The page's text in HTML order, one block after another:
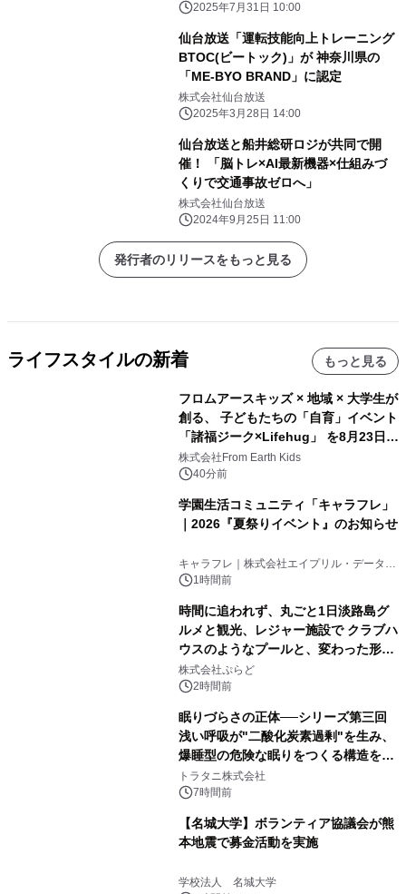
指す2025年7月31日 10:00
仙台放送「運転技能向上トレーニング
BTOC(ビートック)」が 神奈川県の
「ME-BYO BRAND」に認定
株式会社仙台放送
2025年3月28日 14:00
仙台放送と船井総研ロジが共同で開
催！ 「脳トレ×AI最新機器×仕組みづ
くりで交通事故ゼロへ」
株式会社仙台放送
2024年9月25日 11:00
発行者のリリースをもっと見る
ライフスタイルの新着 もっと見る
フロムアースキッズ × 地域 × 大学生が
創る、 子どもたちの「自育」イベント
「諸福ジーク×Lifehug」 を8月23日
(日)開催
株式会社From Earth Kids
40分前
学園生活コミュニティ「キャラフレ」
｜2026『夏祭りイベント』のお知らせ
キャラフレ｜株式会社エイプリル・データ・
デザインズ
1時間前
時間に追われず、丸ごと1日淡路島グ
ルメと観光、レジャー施設で クラブハ
ウスのようなプールと、変わった形の
サウナも 「THE BOXY AWAJI」のお
得な素泊まり連泊プランで
株式会社ぷらど
2時間前
眠りづらさの正体──シリーズ第三回
浅い呼吸が"二酸化炭素過剰"を生み、
爆睡型の危険な眠りをつくる構造を解
説
トラタニ株式会社
7時間前
【名城大学】ボランティア協議会が熊
本地震で募金活動を実施
学校法人 名城大学